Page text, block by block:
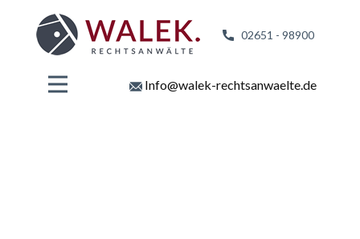
02651 - 98900
Info@walek-rechtsanwaelte.de